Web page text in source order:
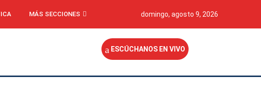
MÁS SECCIONES domingo, agosto 9, 2026
ESCÚCHANOS EN VIVO